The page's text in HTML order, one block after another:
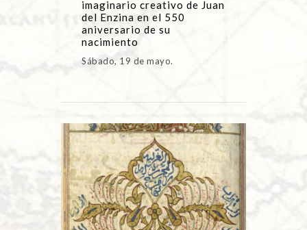
imaginario creativo de Juan
del Enzina en el 550
aniversario de su
nacimiento
Sábado, 19 de mayo.